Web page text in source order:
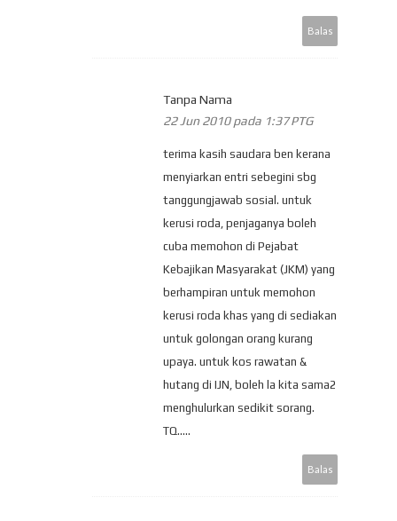
Balas
Tanpa Nama
22 Jun 2010 pada 1:37 PTG
terima kasih saudara ben kerana
menyiarkan entri sebegini sbg
tanggungjawab sosial. untuk
kerusi roda, penjaganya boleh
cuba memohon di Pejabat
Kebajikan Masyarakat (JKM) yang
berhampiran untuk memohon
kerusi roda khas yang di sediakan
untuk golongan orang kurang
upaya. untuk kos rawatan &
hutang di IJN, boleh la kita sama2
menghulurkan sedikit sorang.
TQ.....
Balas